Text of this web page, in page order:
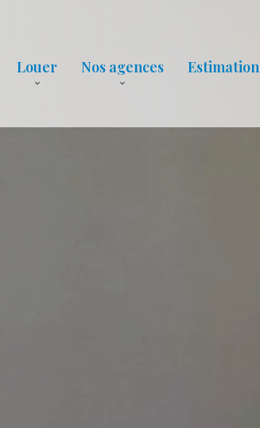
Louer Nos agences Estimation